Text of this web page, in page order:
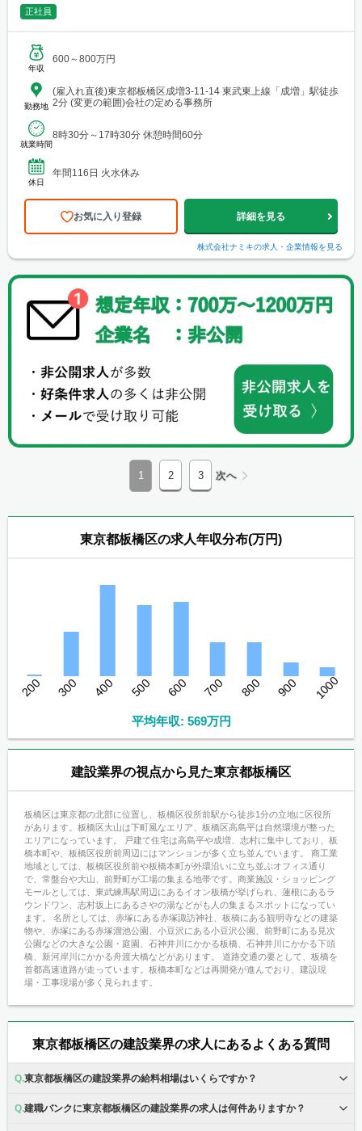
正社員
年収
600～800万円
勤務地
(雇入れ直後)東京都板橋区成増3-11-14 東武東上線「成増」駅徒歩
2分 (変更の範囲)会社の定める事務所
就業時間
8時30分～17時30分 休憩時間60分
休日
年間116日 火水休み
お気に入り登録 詳細を見る
株式会社ナミキの求人・企業情報を見る
1 2 3 次へ
東京都板橋区の求人年収分布(万円)
200 300 400 500 600 700 800 900 1000
平均年収: 569万円
建設業界の視点から見た東京都板橋区
板橋区は東京都の北部に位置し、板橋区役所前駅から徒歩1分の立地に区役所
があります。板橋区大山は下町風なエリア、板橋区高島平は自然環境が整った
エリアになっています。 戸建て住宅は高島平や成増、志村に集中しており、板
橋本町や、板橋区役所前周辺にはマンションが多く立ち並んでいます。 商工業
地域としては、板橋区役所前や板橋本町が外環沿いに立ち並ぶオフィス通り
で、常盤台や大山、前野町が工場の集まる地帯です。商業施設・ショッピング
モールとしては、東武練馬駅周辺にあるイオン板橋が挙げられ、蓮根にあるラ
ウンドワン、志村坂上にあるさやの湯などがも人の集まるスポットになってい
ます。 名所としては、赤塚にある赤塚諏訪神社、板橋にある観明寺などの建築
物や、赤塚にある赤塚溜池公園、小豆沢にある小豆沢公園、前野町にある見次
公園などの大きな公園・庭園、石神井川にかかる板橋、石神井川にかかる下頭
橋、新河岸川にかかる舟渡大橋などがあります。 道路交通の要として、板橋を
首都高速道路が走っています。板橋本町などは再開発が進んでおり、建設現
場・工事現場が多く見られます。
東京都板橋区の建設業界の求人にあるよくある質問
東京都板橋区の建設業界の給料相場はいくらですか？
建職バンクに東京都板橋区の建設業界の求人は何件ありますか？